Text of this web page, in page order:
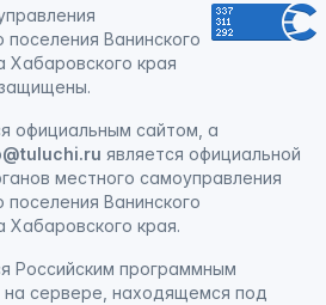
поселения Ванинского
Хабаровского края
официальным сайтом, а
является официальной
местного самоуправления
поселения Ванинского
Хабаровского края.
Российским программным
сервере, находящемся под